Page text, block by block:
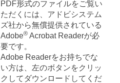
PDF形式のファイルをご覧い
ただくには、アドビシステム
ズ社から無償提供されている
Adobe®Acrobat Readerが必
要です。
Adobe Readerをお持ちでな
い方は、左のボタンをクリッ
クしてダウンロードしてくだ